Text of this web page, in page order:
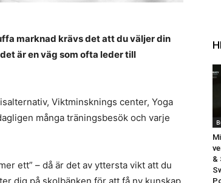
marknad krävs det att du väljer din
är en väg som ofta leder till
Viktminsknings center, Yoga
många träningsbesök och varje
ett” – då är det av yttersta vikt att du
&